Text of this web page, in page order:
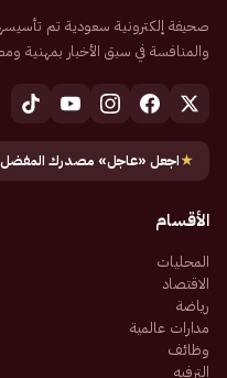
والمنافسة في سبق الأخبار بمهنية
★اجعل «عاجل» مصدرك المفضل
الأقسام
المحليات
الاقتصاد
رياضة
مدارات عالمية
وظائف
الترفيه